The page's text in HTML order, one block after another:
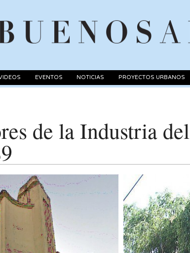
EVENTOS NOTICIAS PROYECTOS URBANOS
de la Industria del